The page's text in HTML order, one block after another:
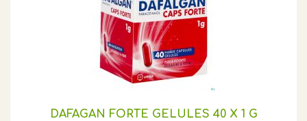
DAFAGAN FORTE GÉLULES 40 X 1 G